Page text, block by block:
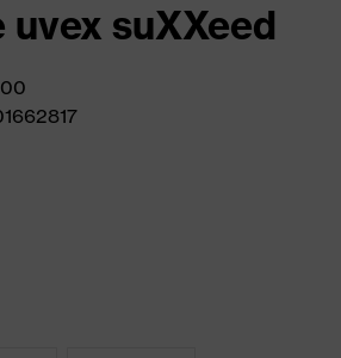
uvex suXXeed